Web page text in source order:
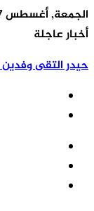
الجمعة, أغسطس 7 2026
أخبار عاجلة
حيدر التقى